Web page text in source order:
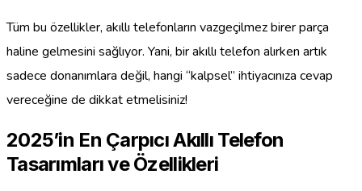
Tüm bu özellikler, akıllı telefonların vazgeçilmez birer parça
haline gelmesini sağlıyor. Yani, bir akıllı telefon alırken artık
sadece donanımlara değil, hangi “kalpsel” ihtiyacınıza cevap
vereceğine de dikkat etmelisiniz!
2025’in En Çarpıcı Akıllı Telefon
Tasarımları ve Özellikleri